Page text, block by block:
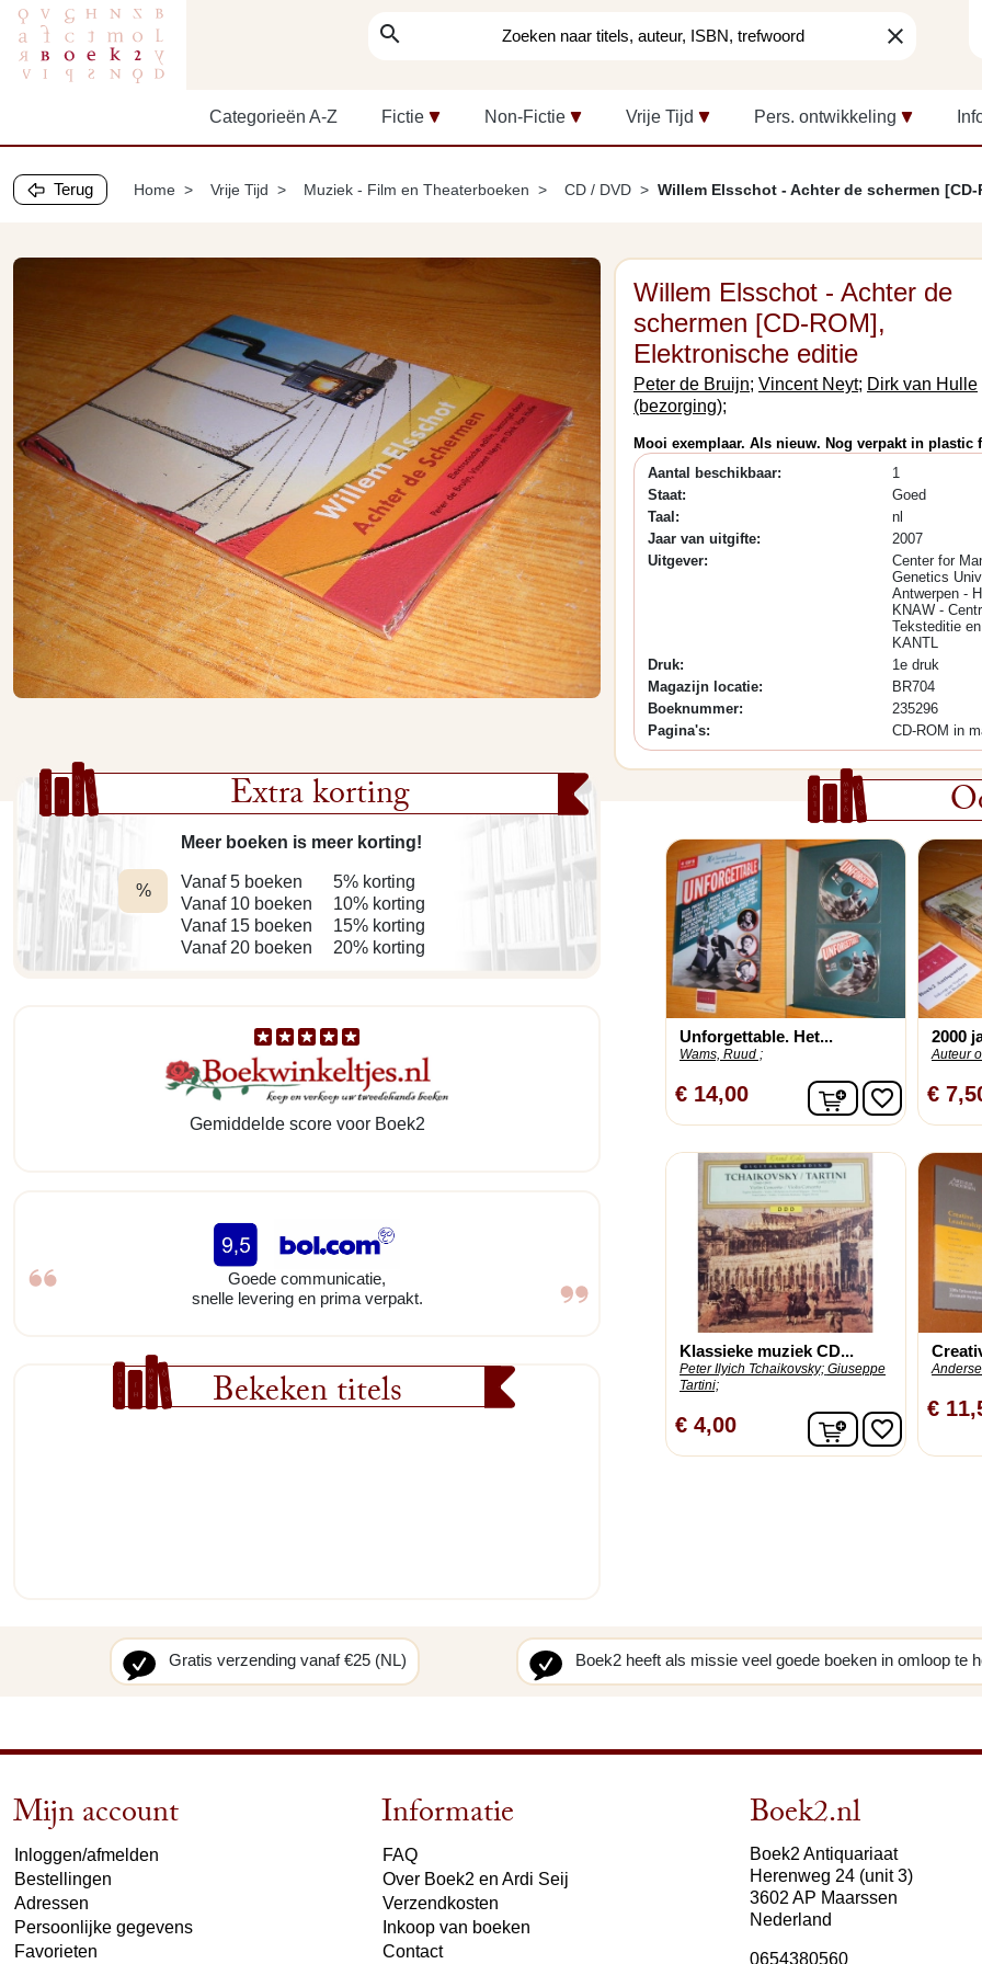
search clear
Categorieën A-Z Fictie Non-Fictie Vrije Tijd Pers. ontwikkeling
Terug Home Vrije Tijd Muziek - Film en Theaterboeken CD / DVD Willem Elsschot - Achter de schermen [CD-
Willem Elsschot - Achter de
schermen [CD-ROM],
Elektronische editie
Peter de Bruijn; Vincent Neyt; Dirk van Hulle
(bezorging);
Mooi exemplaar. Als nieuw. Nog verpakt in plastic
Aantal beschikbaar:
1
Staat:
Goed
Taal:
nl
Jaar van uitgifte:
2007
Uitgever:
Center for
Genetics
Antwerpen -
KNAW -
Teksteditie
KANTL
Druk:
1e druk
Magazijn locatie:
BR704
Boeknummer:
235296
Pagina's:
CD-ROM in
Extra korting
%
Meer boeken is meer korting!
Vanaf 5 boeken
Vanaf 10 boeken
Vanaf 15 boeken
Vanaf 20 boeken
5% korting
10% korting
15% korting
20% korting
Gemiddelde score voor Boek2
Goede communicatie,
snelle levering en prima verpakt.
Bekeken titels
Unforgettable. Het...
Wams, Ruud ;
€ 14,00 In winkelwagen
favorite_border
2000
Auteur
€
Klassieke muziek CD...
Peter Ilyich Tchaikovsky; Giuseppe
Tartini;
€ 4,00 In winkelwagen
favorite_border
€
Gratis verzending vanaf €25 (NL) Boek2 heeft als missie veel goede boeken in omloop te
Mijn account
Inloggen/afmelden
Bestellingen
Adressen
Persoonlijke gegevens
Favorieten
Informatie
FAQ
Over Boek2 en Ardi Seij
Verzendkosten
Inkoop van boeken
Contact
Boek2.nl
Boek2 Antiquariaat
Herenweg 24 (unit 3)
3602 AP Maarssen
Nederland
0654380560